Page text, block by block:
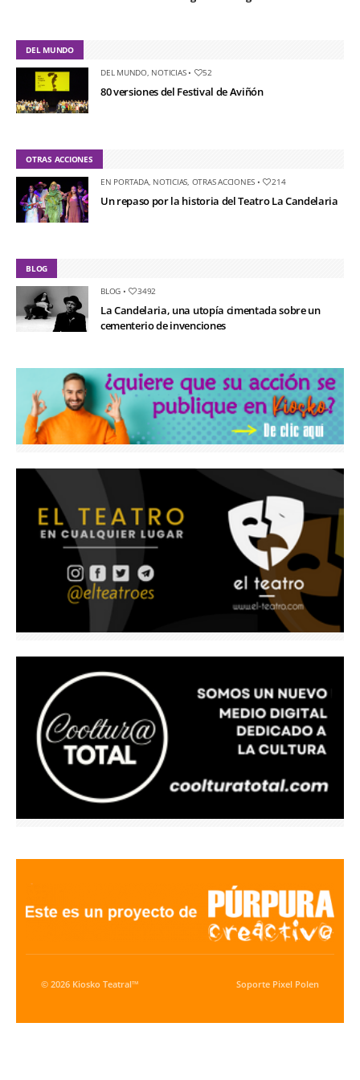
DEL MUNDO
DEL MUNDO, NOTICIAS• 52
80 versiones del Festival de Aviñón
OTRAS ACCIONES
EN PORTADA, NOTICIAS OTRAS ACCIONES • 214
Un repaso por la historia del Teatro La Candelaria
BLOG
BLOG • 3492
La Candelaria, una utopía cimentada sobre un
cementerio de invenciones
© 2026 Kiosko Teatral™ Soporte Pixel Polen